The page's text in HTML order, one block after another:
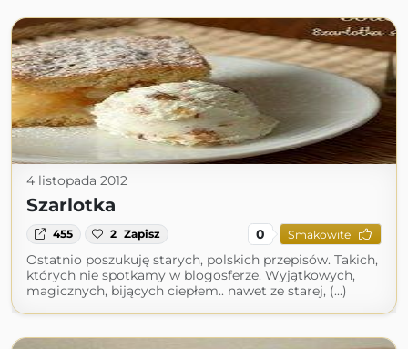
4 listopada 2012
Szarlotka
455 2 Zapisz 0 Smakowite
Ostatnio poszukuję starych, polskich przepisów. Takich,
których nie spotkamy w blogosferze. Wyjątkowych,
magicznych, bijących ciepłem.. nawet ze starej, (...)